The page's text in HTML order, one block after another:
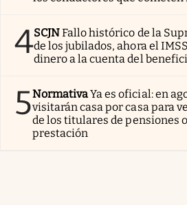
4SCJNFallo histórico de la
de los jubilados, ahora el
dinero a la cuenta del
5NormativaYa es oficial: en
visitarán casa por casa para
de los titulares de pensiones
prestación